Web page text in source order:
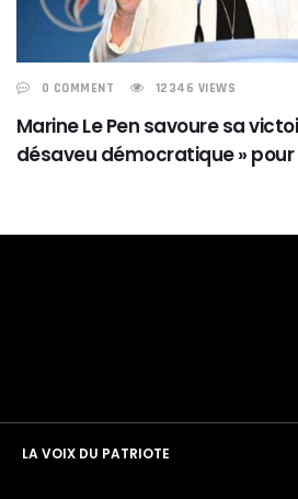
0 COMMENT 12346 VIEWS
Marine Le Pen savoure sa
désaveu démocratique »
LA VOIX DU PATRIOTE